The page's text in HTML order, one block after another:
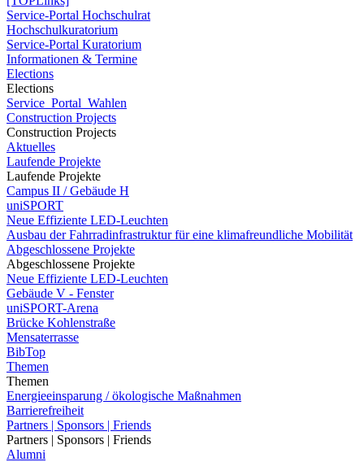
Service-Portal Hochschulrat
Hochschulkuratorium
Service-Portal Kuratorium
Informationen & Termine
Elections
Elections
Service_Portal_Wahlen
Construction Projects
Construction Projects
Aktuelles
Laufende Projekte
Laufende Projekte
Campus II / Gebäude H
uniSPORT
Neue Effiziente LED-Leuchten
Ausbau der Fahrradinfrastruktur für eine klimafreundliche Mobilität
Abgeschlossene Projekte
Abgeschlossene Projekte
Neue Effiziente LED-Leuchten
Gebäude V - Fenster
uniSPORT-Arena
Brücke Kohlenstraße
Mensaterrasse
BibTop
Themen
Themen
Energieeinsparung / ökologische Maßnahmen
Barrierefreiheit
Partners | Sponsors | Friends
Partners | Sponsors | Friends
Alumni